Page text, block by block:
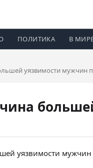
ПОЛИТИКА В
уязвимости мужчин